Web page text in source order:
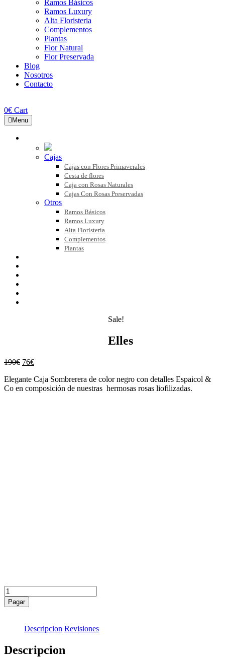
Ramos Básicos
Ramos Luxury
Alta Floristeria
Complementos
Plantas
Flor Natural
Flor Preservada
Blog
Nosotros
Contacto
0€ Cart
Menu
Cajas
Cajas con Flores Primaverales
Cesta de flores
Caja con Rosas Naturales
Cajas Con Rosas Preservadas
Otros
Ramos Básicos
Ramos Luxury
Alta Floristería
Complementos
Plantas
Sale!
Elles
190€ 76€
Elegante Caja Sombrerera de color negro con detalles Espaicol &
Co en composición de nuestras hermosas rosas liofilizadas.
Elles
quantity
Pagar
Descripcion Revisiones
Descripcion